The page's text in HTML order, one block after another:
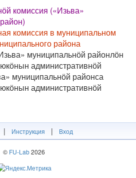
комиссия («Изьва»
комиссия в муниципальном
района
муниципальнӧй районлӧн
административнӧй
муниципальнӧй районса
административнӧй
| Инструкция | Вход
© FU-Lab2026